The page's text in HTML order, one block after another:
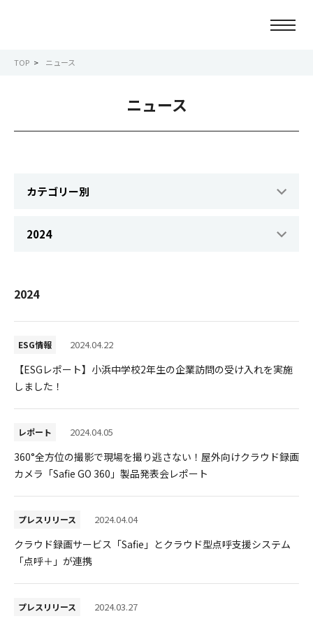
会社情報
サステナビリティ
採用情報
TOP ニュース
ニュース
2024
ESG情報 2024.04.22
【ESGレポート】小浜中学校2年生の企業訪問の受け入れを実施
しました！
レポート 2024.04.05
360°全方位の撮影で現場を撮り逃さない！屋外向けクラウド録画
カメラ「Safie GO 360」製品発表会レポート
プレスリリース 2024.04.04
クラウド録画サービス「Safie」とクラウド型点呼支援システム
「点呼＋」が連携
プレスリリース 2024.03.27